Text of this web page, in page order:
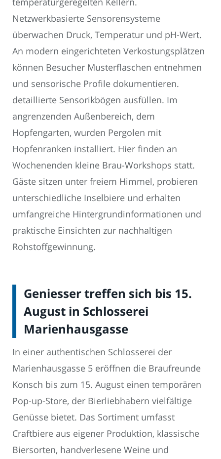
Netzwerkbasierte Sensorensysteme
überwachen Druck, Temperatur und pH-Wert.
An modern eingerichteten Verkostungsplätzen
können Besucher Musterflaschen entnehmen
und sensorische Profile dokumentieren.
detaillierte Sensorikbögen ausfüllen. Im
angrenzenden Außenbereich, dem
Hopfengarten, wurden Pergolen mit
Hopfenranken installiert. Hier finden an
Wochenenden kleine Brau-Workshops statt.
Gäste sitzen unter freiem Himmel, probieren
unterschiedliche Inselbiere und erhalten
umfangreiche Hintergrundinformationen und
praktische Einsichten zur nachhaltigen
Rohstoffgewinnung.
Geniesser treffen sich bis 15.
August in Schlosserei
Marienhausgasse
In einer authentischen Schlosserei der
Marienhausgasse 5 eröffnen die Braufreunde
Konsch bis zum 15. August einen temporären
Pop-up-Store, der Bierliebhabern vielfältige
Genüsse bietet. Das Sortiment umfasst
Craftbiere aus eigener Produktion, klassische
Biersorten, handverlesene Weine und